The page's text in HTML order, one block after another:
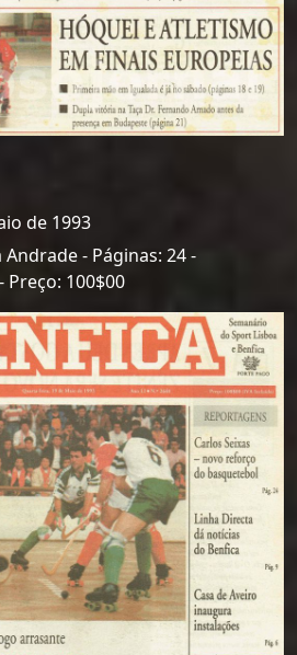
de 1993
- Páginas: 24 -
Preço: 100$00